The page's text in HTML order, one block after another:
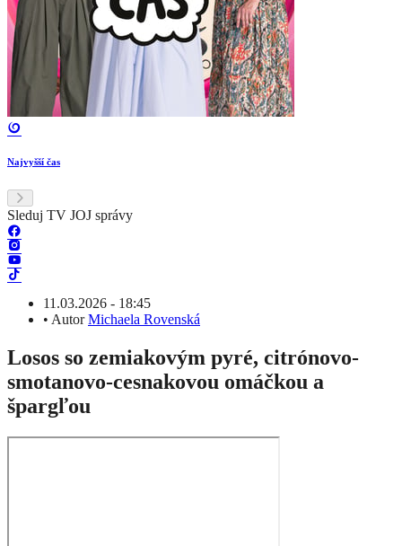
Najvyšší čas
Sleduj TV JOJ správy
11.03.2026 - 18:45
• AutorMichaela Rovenská
Losos so zemiakovým pyré, citrónovo-
smotanovo-cesnakovou omáčkou a
špargľou